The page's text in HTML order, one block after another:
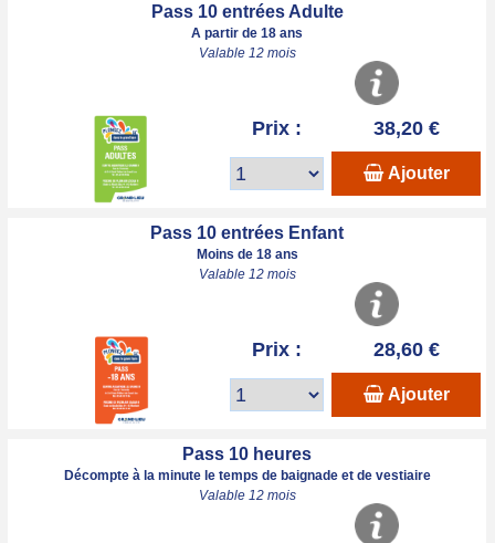
Pass 10 entrées Adulte
A partir de 18 ans
Valable 12 mois
Prix : 38,20 €
Ajouter
Pass 10 entrées Enfant
Moins de 18 ans
Valable 12 mois
Prix : 28,60 €
Ajouter
Pass 10 heures
Décompte à la minute le temps de baignade et de vestiaire
Valable 12 mois